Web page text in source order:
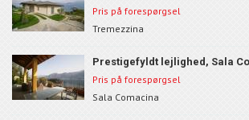
Pris på forespørgsel
Tremezzina
Prestigefyldt lejlighed, Sala
Pris på forespørgsel
Sala Comacina